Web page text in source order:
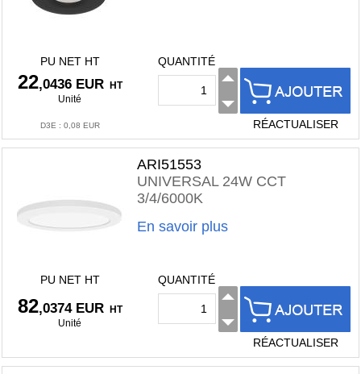
PU NET HT
22,0436 EUR
HT
Unité
D3E : 0,08 EUR
QUANTITÉ
RÉACTUALISER
ARI51553
UNIVERSAL 24W CCT
3/4/6000K
En savoir plus
PU NET HT
82,0374 EUR
HT
Unité
QUANTITÉ
RÉACTUALISER